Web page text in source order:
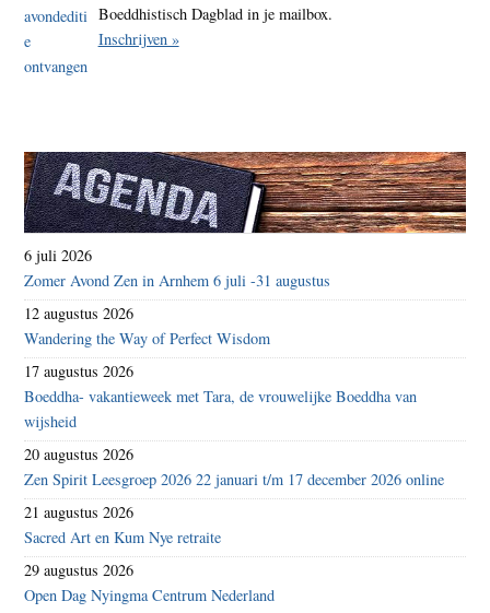
Boeddhistisch Dagblad in je mailbox.
Inschrijven »
6 juli 2026
Zomer Avond Zen in Arnhem 6 juli -31 augustus
12 augustus 2026
Wandering the Way of Perfect Wisdom
17 augustus 2026
Boeddha- vakantieweek met Tara, de vrouwelijke Boeddha van
wijsheid
20 augustus 2026
Zen Spirit Leesgroep 2026 22 januari t/m 17 december 2026 online
21 augustus 2026
Sacred Art en Kum Nye retraite
29 augustus 2026
Open Dag Nyingma Centrum Nederland